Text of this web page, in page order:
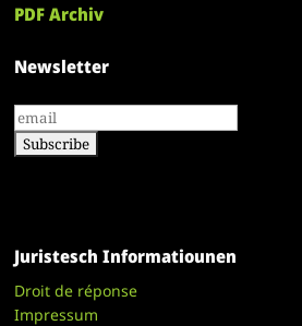
PDF Archiv
Newsletter
Juristesch Informatiounen
Droit de réponse
Impressum